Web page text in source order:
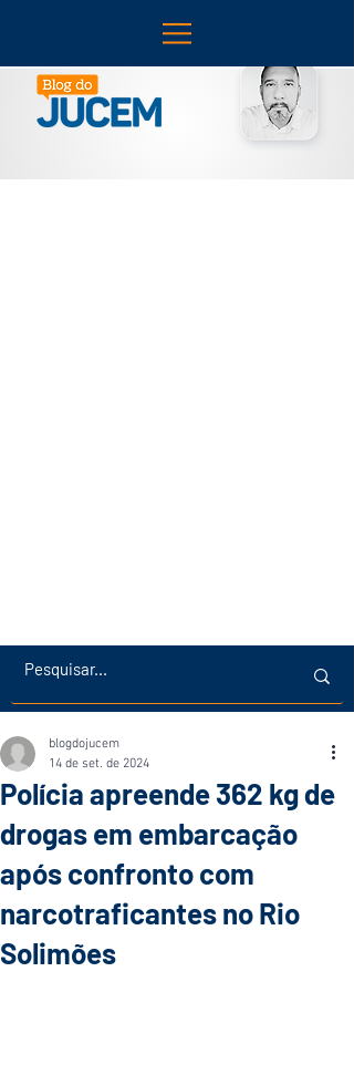
Polícia apreende 362 kg de
drogas em embarcação
após confronto com
narcotraficantes no Rio
Solimões
blogdojucem
14 de set. de 2024